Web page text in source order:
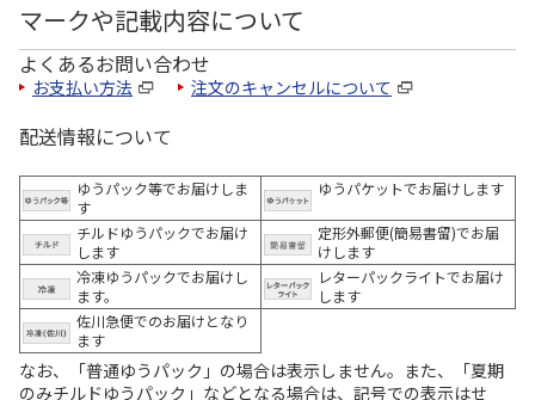
マークや記載内容について
よくあるお問い合わせ
お支払い方法 注文のキャンセルについて
配送情報について
ゆうパック等でお届けしま
す
ゆうパケットでお届けします
チルドゆうパックでお届け
します
定形外郵便(簡易書留)でお届
けします
冷凍ゆうパックでお届けし
ます。
レターパックライトでお届け
します
佐川急便でのお届けとなり
ます
なお、「普通ゆうパック」の場合は表示しません。また、「夏期
のみチルドゆうパック」などとなる場合は、記号での表示はせ